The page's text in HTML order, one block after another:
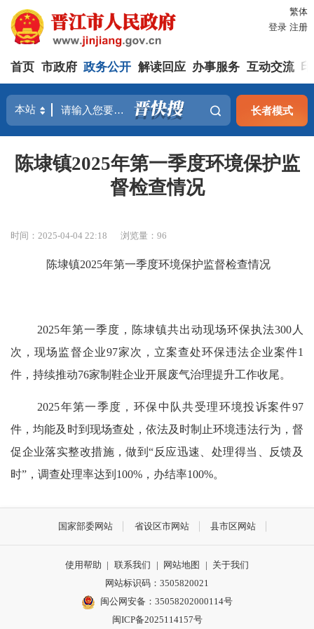
繁体
登录 注册
首页 市政府 政务公开 解读回应 办事服务 互动交流
长者模式
陈埭镇2025年第一季度环境保护监
督检查情况
时间：2025-04-04 22:18 浏览量：96
陈埭镇2025年第一季度环境保护监督检查情况
2025年第一季度，陈埭镇共出动现场环保执法300人
次，现场监督企业97家次， 立案查处环保违法企业案件1
件 ，持续推动76家制鞋企业开展废气治理提升工作收尾。
2025年第一季度，环保中队共受理环境投诉案件97
件，均能及时到现场查处，依法及时制止环境违法行为，督
促企业落实整改措施，做到“反应迅速、处理得当、反馈及
时”，调查处理率达到 100% ，办结率100%。
国家部委网站 省设区市网站 县市区网站
使用帮助 | 联系我们 | 网站地图 | 关于我们
网站标识码：3505820021
闽公网安备：35058202000114号
闽ICP备2025114157号